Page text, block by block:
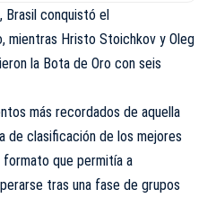
Brasil conquistó el
mientras Hristo Stoichkov y Oleg
la Bota de Oro con seis
más recordados de aquella
de clasificación de los mejores
que permitía a
tras una fase de grupos